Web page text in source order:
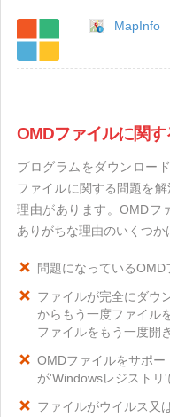
MapInfo
OMDファイルに関
プログラムをダウンロー
ファイルに関する問題を
理由があります。OMDフ
ありがちな理由のいくつか
問題になっている
ファイルが完全にダウ
からもう一度ファイル
ファイルをもう一度開
OMDファイルをサポー
が'Windowsレジストリ
ファイルがウイルス又